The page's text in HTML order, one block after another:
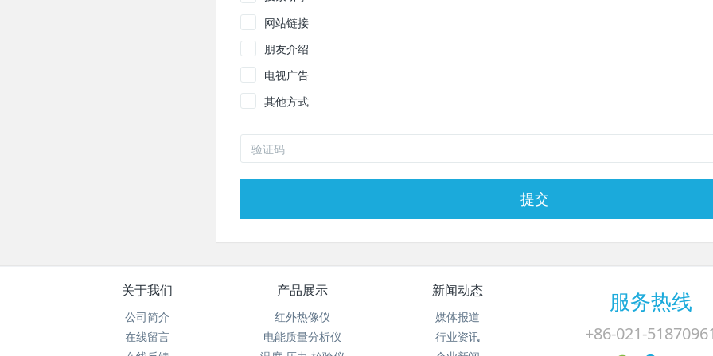
网站链接
朋友介绍
电视广告
其他方式
提交
关于我们
公司简介
在线留言
产品展示
红外热像仪
电能质量分析仪
新闻动态
媒体报道
行业资讯
服务热线
+86-021-